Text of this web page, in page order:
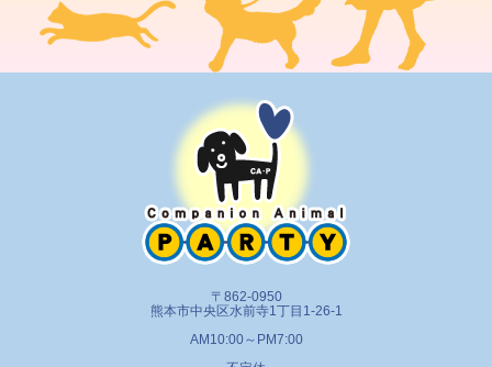
〒862-0950
熊本市中央区水前寺1丁目1-26-1
AM10:00～PM7:00